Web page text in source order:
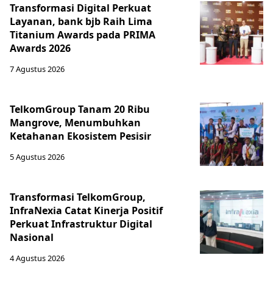
Transformasi Digital Perkuat
Layanan, bank bjb Raih Lima
Titanium Awards pada PRIMA
Awards 2026
7 Agustus 2026
TelkomGroup Tanam 20 Ribu
Mangrove, Menumbuhkan
Ketahanan Ekosistem Pesisir
5 Agustus 2026
Transformasi TelkomGroup,
InfraNexia Catat Kinerja Positif
Perkuat Infrastruktur Digital
Nasional
4 Agustus 2026